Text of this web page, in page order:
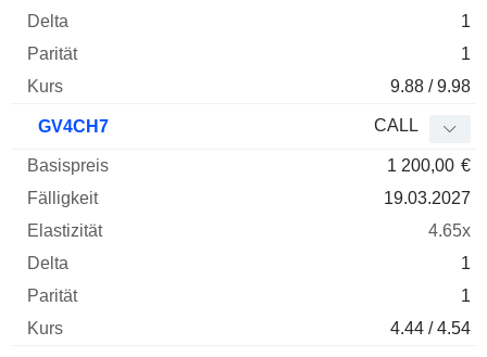
1
1
9.88 / 9.98
GV4CH7 CALL
1 200,00 €
19.03.2027
4.65x
1
1
4.44 / 4.54